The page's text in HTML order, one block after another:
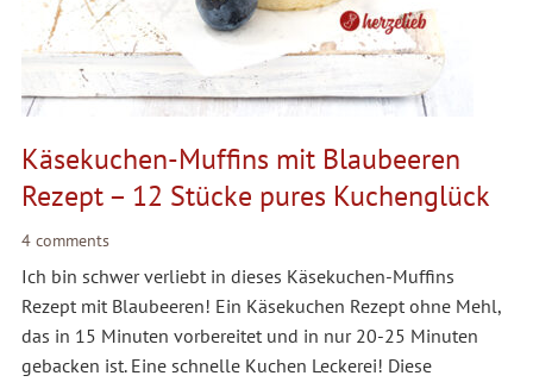
Käsekuchen-Muffins mit Blaubeeren
Rezept – 12 Stücke pures Kuchenglück
4 comments
Ich bin schwer verliebt in dieses Käsekuchen-Muffins
Rezept mit Blaubeeren! Ein Käsekuchen Rezept ohne Mehl,
das in 15 Minuten vorbereitet und in nur 20-25 Minuten
gebacken ist. Eine schnelle Kuchen Leckerei! Diese